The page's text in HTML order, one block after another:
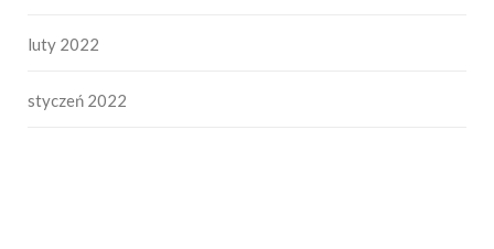
luty 2022
styczeń 2022